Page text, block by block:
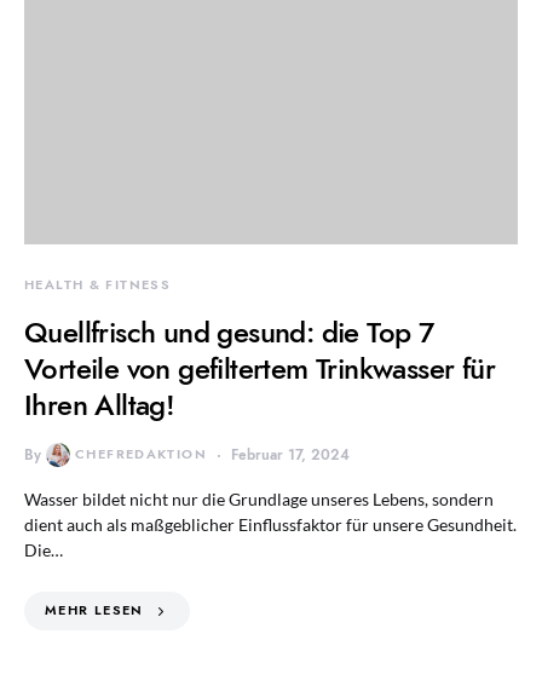
HEALTH & FITNESS
Quellfrisch und gesund: die Top 7
Vorteile von gefiltertem Trinkwasser für
Ihren Alltag!
By CHEFREDAKTION Februar 17, 2024
Wasser bildet nicht nur die Grundlage unseres Lebens, sondern
dient auch als maßgeblicher Einflussfaktor für unsere Gesundheit.
Die…
MEHR LESEN